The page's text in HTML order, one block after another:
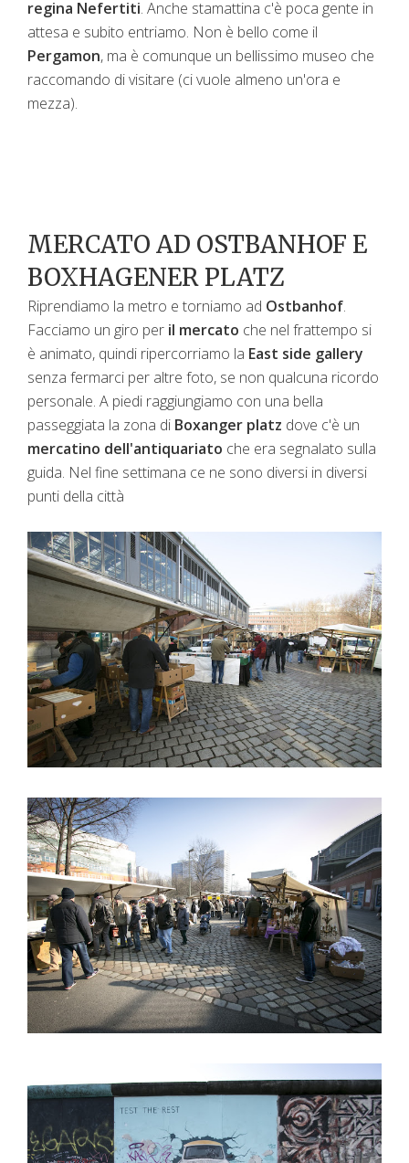
regina Nefertiti. Anche stamattina c'è poca gente in
attesa e subito entriamo. Non è bello come il
Pergamon, ma è comunque un bellissimo museo che
raccomando di visitare (ci vuole almeno un'ora e
mezza).
MERCATO AD OSTBANHOF E
BOXHAGENER PLATZ
Riprendiamo la metro e torniamo ad Ostbanhof.
Facciamo un giro per il mercato che nel frattempo si
è animato, quindi ripercorriamo la East side gallery
senza fermarci per altre foto, se non qualcuna ricordo
personale. A piedi raggiungiamo con una bella
passeggiata la zona di Boxanger platz dove c'è un
mercatino dell'antiquariato che era segnalato sulla
guida. Nel fine settimana ce ne sono diversi in diversi
punti della città